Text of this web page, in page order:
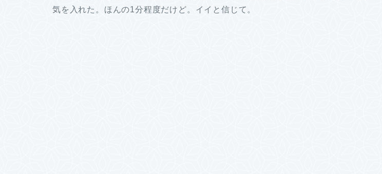
気を入れた。ほんの1分程度だけど。イイと信じて。